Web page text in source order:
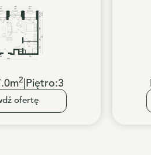
m2 Piętro:3
ofertę